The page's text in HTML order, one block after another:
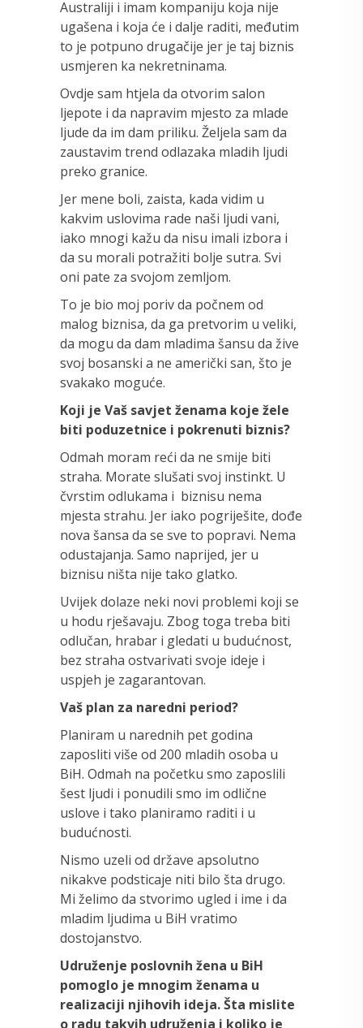
Australiji i imam kompaniju koja nije
ugašena i koja će i dalje raditi, međutim
to je potpuno drugačije jer je taj biznis
usmjeren ka nekretninama.
Ovdje sam htjela da otvorim salon
ljepote i da napravim mjesto za mlade
ljude da im dam priliku. Željela sam da
zaustavim trend odlazaka mladih ljudi
preko granice.
Jer mene boli, zaista, kada vidim u
kakvim uslovima rade naši ljudi vani,
iako mnogi kažu da nisu imali izbora i
da su morali potražiti bolje sutra. Svi
oni pate za svojom zemljom.
To je bio moj poriv da počnem od
malog biznisa, da ga pretvorim u veliki,
da mogu da dam mladima šansu da žive
svoj bosanski a ne američki san, što je
svakako moguće.
Koji je Vaš savjet ženama koje žele
biti poduzetnice i pokrenuti biznis?
Odmah moram reći da ne smije biti
straha. Morate slušati svoj instinkt. U
čvrstim odlukama i biznisu nema
mjesta strahu. Jer iako pogriješite, dođe
nova šansa da se sve to popravi. Nema
odustajanja. Samo naprijed, jer u
biznisu ništa nije tako glatko.
Uvijek dolaze neki novi problemi koji se
u hodu rješavaju. Zbog toga treba biti
odlučan, hrabar i gledati u budućnost,
bez straha ostvarivati svoje ideje i
uspjeh je zagarantovan.
Vaš plan za naredni period?
Planiram u narednih pet godina
zaposliti više od 200 mladih osoba u
BiH. Odmah na početku smo zaposlili
šest ljudi i ponudili smo im odlične
uslove i tako planiramo raditi i u
budućnosti.
Nismo uzeli od države apsolutno
nikakve podsticaje niti bilo šta drugo.
Mi želimo da stvorimo ugled i ime i da
mladim ljudima u BiH vratimo
dostojanstvo.
Udruženje poslovnih žena u BiH
pomoglo je mnogim ženama u
realizaciji njihovih ideja. Šta mislite
o radu takvih udruženja i koliko je